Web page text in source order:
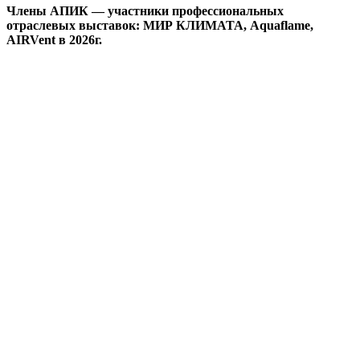
Члены АПИК — участники профессиональных
отраслевых выставок: МИР КЛИМАТА, Aquaflame,
AIRVent в 2026г.